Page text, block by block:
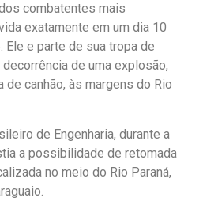
combatentes mais
exatamente em um dia 10
Ele e parte de sua tropa de
de uma explosão,
de canhão, às margens do Rio
de Engenharia, durante a
a possibilidade de retomada
no meio do Rio Paraná,